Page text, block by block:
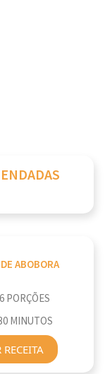
ABOBORA
6 PORÇÕES
MINUTOS
RECEITA